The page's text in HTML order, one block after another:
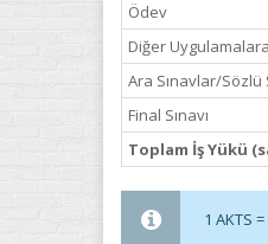
Ödev
Diğer Uygulamalara
Ara Sınavlar/Sözlü
Final Sınavı
Toplam İş Yükü
1 AKTS